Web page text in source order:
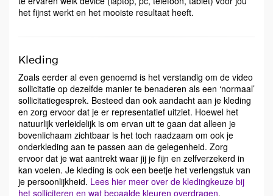
het fijnst werkt en het mooiste resultaat heeft.
Kleding
Zoals eerder al even genoemd is het verstandig om de video
sollicitatie op dezelfde manier te benaderen als een ‘normaal’
sollicitatiegesprek. Besteed dan ook aandacht aan je kleding
en zorg ervoor dat je er representatief uitziet. Hoewel het
natuurlijk verleidelijk is om ervan uit te gaan dat alleen je
bovenlichaam zichtbaar is het toch raadzaam om ook je
onderkleding aan te passen aan de gelegenheid. Zorg
ervoor dat je wat aantrekt waar jij je fijn en zelfverzekerd in
kan voelen. Je kleding is ook een beetje het verlengstuk van
je persoonlijkheid. Lees hier meer over de kledingkeuze bij
het solliciteren en wat bepaalde kleuren overdragen.